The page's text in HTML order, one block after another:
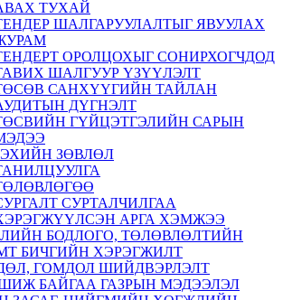
ТУХАЙ
ШАЛГАРУУЛАЛТЫГ ЯВУУЛАХ
ОРОЛЦОХЫГ СОНИРХОГЧДОД
ШАЛГУУР ҮЗҮҮЛЭЛТ
САНХҮҮГИЙН ТАЙЛАН
ДҮГНЭЛТ
ГҮЙЦЭТГЭЛИЙН САРЫН
ЗӨВЛӨЛ
СУРТАЛЧИЛГАА
АРГА ХЭМЖЭЭ
БОДЛОГО, ТӨЛӨВЛӨЛТИЙН
БИЧГИЙН ХЭРЭГЖИЛТ
ГОМДОЛ ШИЙДВЭРЛЭЛТ
БАЙГАА ГАЗРЫН МЭДЭЭЛЭЛ